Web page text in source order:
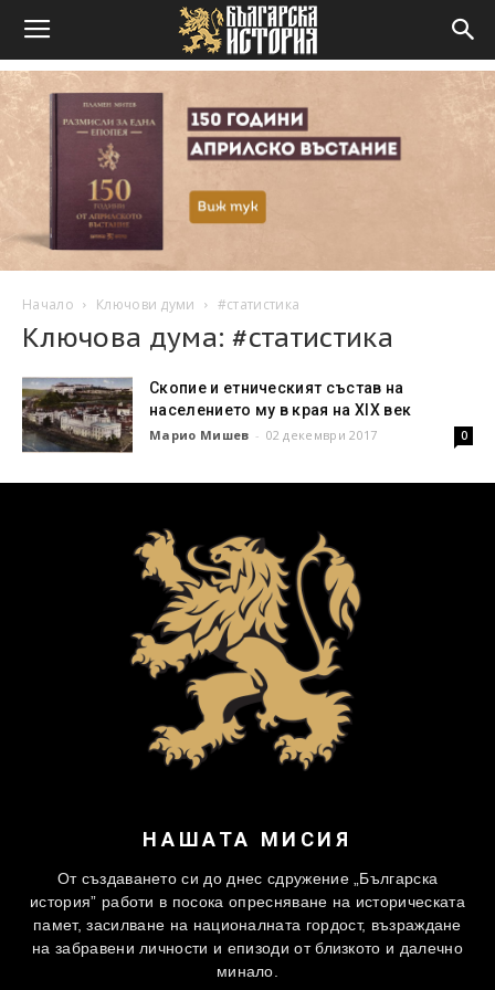
Начало Ключови думи #статистика
Ключова дума: #статистика
Скопие и етническият състав на
населението му в края на XIX век
Марио Мишев - 02 декември 2017 0
НАШАТА МИСИЯ
От създаването си до днес сдружение „Българска
история” работи в посока опресняване на историческата
памет, засилване на националната гордост, възраждане
на забравени личности и епизоди от близкото и далечно
минало.